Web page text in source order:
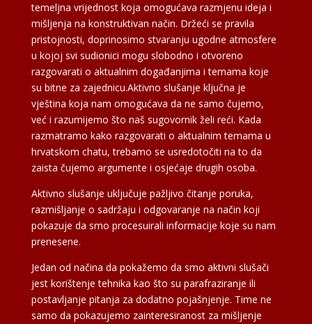
temeljna vrijednost koja omogućava razmjenu ideja i
mišljenja na konstruktivan način. Držeći se pravila
pristojnosti, doprinosimo stvaranju ugodne atmosfere
u kojoj svi sudionici mogu slobodno i otvoreno
razgovarati o aktualnim događanjima i temama koje
su bitne za zajednicu.Aktivno slušanje ključna je
vještina koja nam omogućava da ne samo čujemo,
već i razumijemo što naš sugovornik želi reći. Kada
razmatramo kako razgovarati o aktualnim temama u
hrvatskom chatu, trebamo se usredotočiti na to da
zaista čujemo argumente i osjećaje drugih osoba.
Aktivno slušanje uključuje pažljivo čitanje poruka,
razmišljanje o sadržaju i odgovaranje na način koji
pokazuje da smo procesuirali informacije koje su nam
prenesene.
Jedan od načina da pokažemo da smo aktivni slušači
jest korištenje tehnika kao što su parafraziranje ili
postavljanje pitanja za dodatno pojašnjenje. Time ne
samo da pokazujemo zainteresiranost za mišljenje